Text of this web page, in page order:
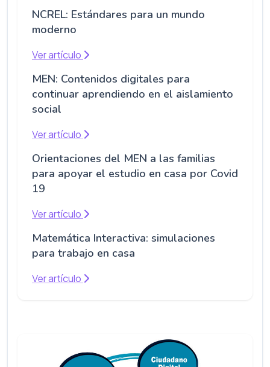
NCREL: Estándares para un mundo
moderno
Ver artículo
MEN: Contenidos digitales para
continuar aprendiendo en el aislamiento
social
Ver artículo
Orientaciones del MEN a las familias
para apoyar el estudio en casa por Covid
19
Ver artículo
Matemática Interactiva: simulaciones
para trabajo en casa
Ver artículo